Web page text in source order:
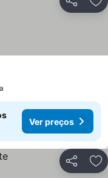
Partilhar
Ver preços
Partilhar